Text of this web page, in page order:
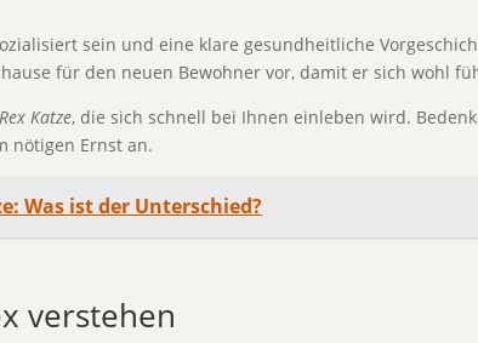
sein und eine klare gesundheitliche
für den neuen Bewohner vor, damit er sich wohl
Katze, die sich schnell bei Ihnen einleben wird.
nötigen Ernst an.
Was ist der Unterschied?
verstehen